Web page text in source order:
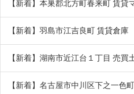
【新着】本巣郡北方町春来町 賃貸
【新着】羽島市江吉良町 賃貸倉庫
【新着】湖南市近江台１丁目 売買
【新着】名古屋市中川区下之一色